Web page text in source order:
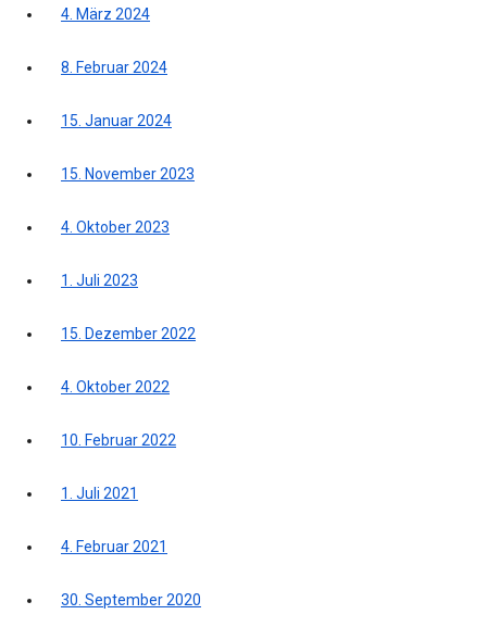
4. März 2024
8. Februar 2024
15. Januar 2024
15. November 2023
4. Oktober 2023
1. Juli 2023
15. Dezember 2022
4. Oktober 2022
10. Februar 2022
1. Juli 2021
4. Februar 2021
30. September 2020